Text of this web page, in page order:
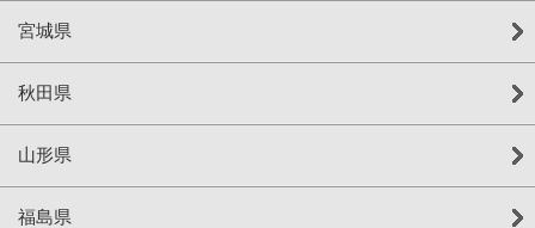
宮城県
秋田県
山形県
福島県